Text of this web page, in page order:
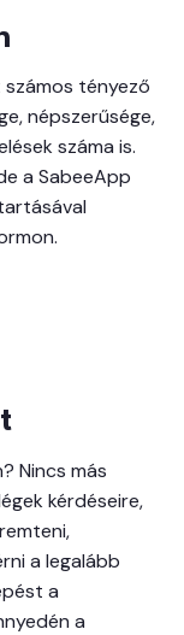
tényező
népszerűsége,
száma is.
a SabeeApp
Nincs más
kérdéseire,
a legalább
a
a